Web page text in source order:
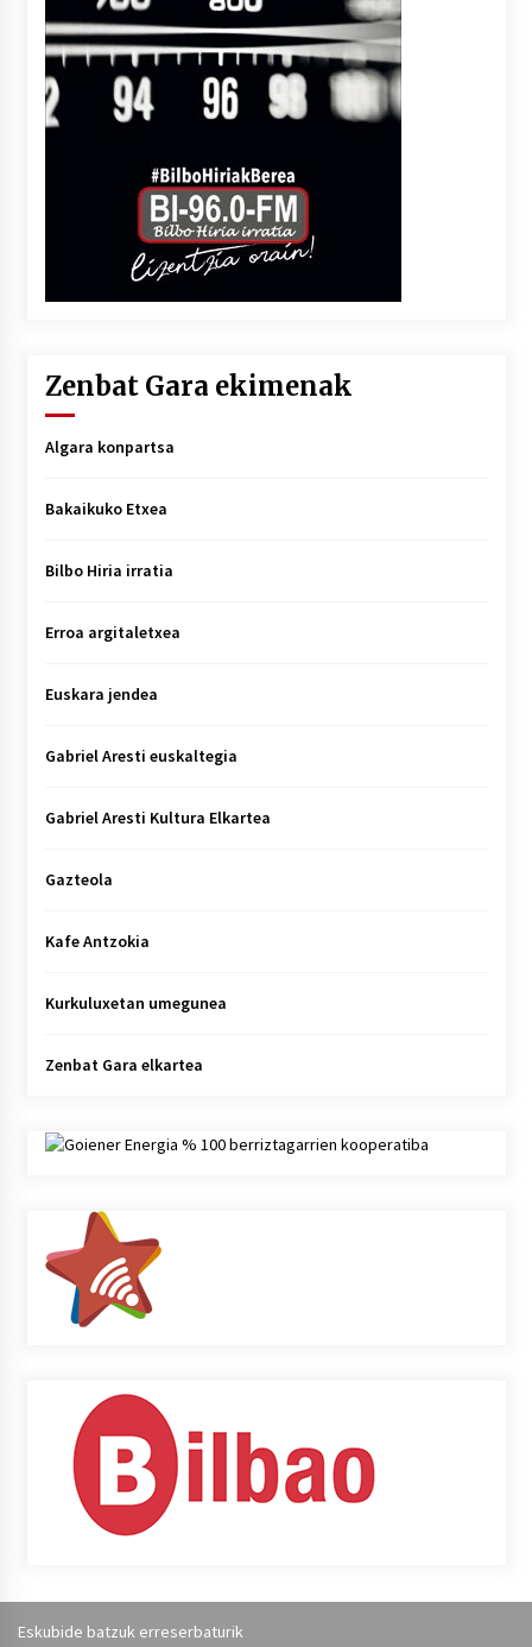
Zenbat Gara ekimenak
Algara konpartsa
Bakaikuko Etxea
Bilbo Hiria irratia
Erroa argitaletxea
Euskara jendea
Gabriel Aresti euskaltegia
Gabriel Aresti Kultura Elkartea
Gazteola
Kafe Antzokia
Kurkuluxetan umegunea
Zenbat Gara elkartea
Eskubide batzuk erreserbaturik